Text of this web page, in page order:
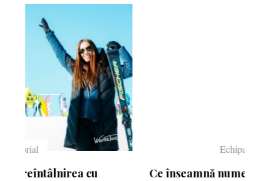
Echipament
Ce înseamnă numerele de pe schiuri